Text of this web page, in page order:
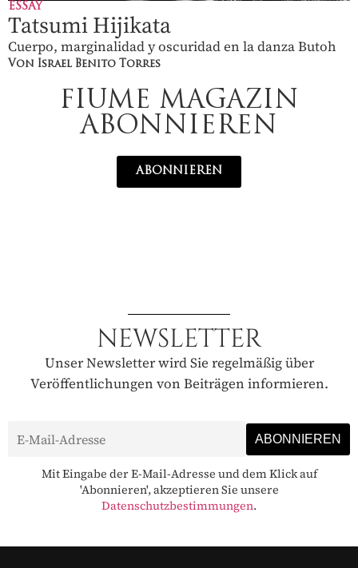
ESSAY
Tatsumi Hijikata
Cuerpo, marginalidad y oscuridad en la danza Butoh
Von Israel Benito Torres
FIUME MAGAZIN
ABONNIEREN
ABONNIEREN
NEWSLETTER
Unser Newsletter wird Sie regelmäßig über
Veröffentlichungen von Beiträgen informieren.
Mit Eingabe der E-Mail-Adresse und dem Klick auf
'Abonnieren', akzeptieren Sie unsere
Datenschutzbestimmungen.